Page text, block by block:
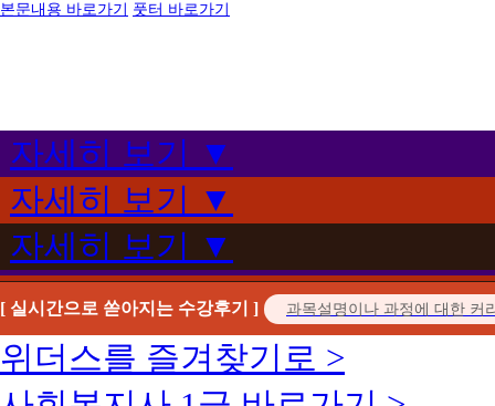
본문내용 바로가기 풋터 바로가기
자세히 보기 ▼
자세히 보기 ▼
자세히 보기 ▼
[ 실시간으로 쏟아지는 수강후기 ]
위더스를 즐겨찾기로 >